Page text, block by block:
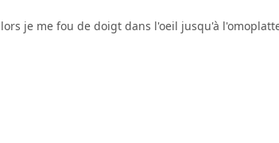
je me fou de doigt dans l'oeil jusqu'à